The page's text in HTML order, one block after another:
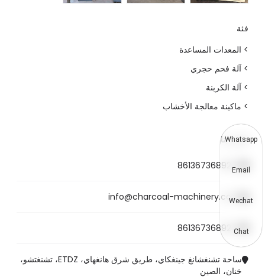
فئة
> المعدات المساعدة
> آلة فحم حجري
> آلة الكربنة
> ماكينة معالجة الأخشاب
اتصل بنا
8613673689272
info@charcoal-machinery.com
8613673689272
ساحة تشنغشانغ جينغكاي، طريق شرق هانغهاي، ETDZ، تشنغتشو،
خنان، الصين
Whatsapp
Email
Wechat
Chat